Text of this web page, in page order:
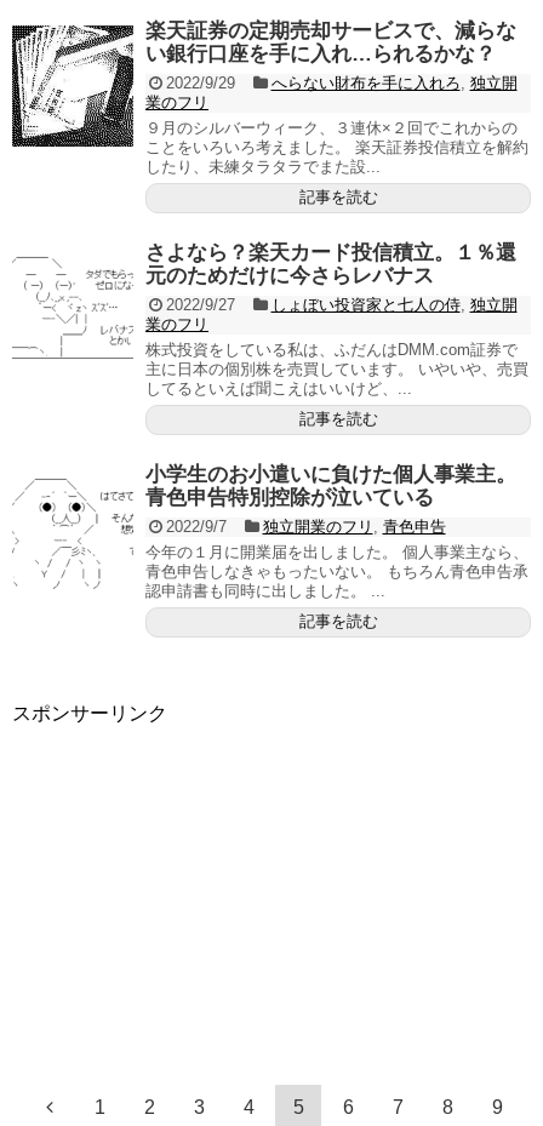
楽天証券の定期売却サービスで、減らな
い銀行口座を手に入れ…られるかな？
2022/9/29 へらない財布を手に入れろ, 独立開
業のフリ
９月のシルバーウィーク、３連休×２回でこれからの
ことをいろいろ考えました。 楽天証券投信積立を解約
したり、未練タラタラでまた設...
記事を読む
さよなら？楽天カード投信積立。１％還
元のためだけに今さらレバナス
2022/9/27 しょぼい投資家と七人の侍, 独立開
業のフリ
株式投資をしている私は、ふだんはDMM.com証券で
主に日本の個別株を売買しています。 いやいや、売買
してるといえば聞こえはいいけど、...
記事を読む
小学生のお小遣いに負けた個人事業主。
青色申告特別控除が泣いている
2022/9/7 独立開業のフリ , 青色申告
今年の１月に開業届を出しました。 個人事業主なら、
青色申告しなきゃもったいない。 もちろん青色申告承
認申請書も同時に出しました。 ...
記事を読む
スポンサーリンク
1 2 3 4 5 6 7 8 9